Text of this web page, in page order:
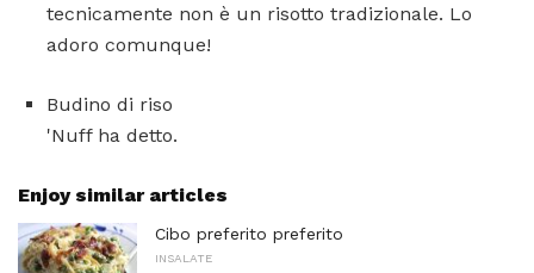
tecnicamente non è un risotto tradizionale. Lo
adoro comunque!
Budino di riso
'Nuff ha detto.
Enjoy similar articles
Cibo preferito preferito
INSALATE